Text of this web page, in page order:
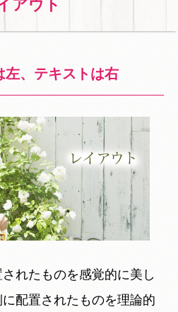
アウト
左、テキストは右
れたものを感覚的に美し
配置されたものを理論的